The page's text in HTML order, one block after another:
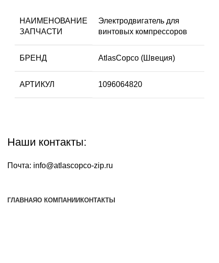
НАИМЕНОВАНИЕ
ЗАПЧАСТИ
Электродвигатель для
винтовых компрессоров
БРЕНД AtlasCopco (Швеция)
АРТИКУЛ 1096064820
Наши контакты:
Почта: info@atlascopco-zip.ru
ГЛАВНАЯО КОМПАНИИ КОНТАКТЫ